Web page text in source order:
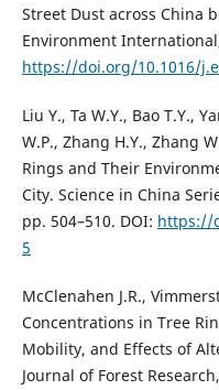
Street Dust across China
Environment
https://doi.org/10.1016/
Liu Y., Ta W.Y., Bao T.Y.,
W.P., Zhang H.Y., Zhang
Rings and Their
City. Science in China
pp. 504–510. DOI: https://
5
McClenahen J.R.,
Concentrations in Tree
Mobility, and Effects of
Journal of Forest